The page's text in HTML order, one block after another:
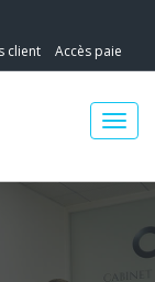
client Accès paie